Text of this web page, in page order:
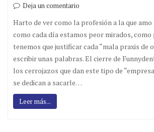
Deja un comentario
Harto de ver como la profesión a la que amo
como cada día estamos peor mirados, como
tenemos que justificar cada “mala praxis de
escribir unas palabras. El cierre de
los cerrojazos que dan este tipo de
se dedican a sacarle…
Leer más...